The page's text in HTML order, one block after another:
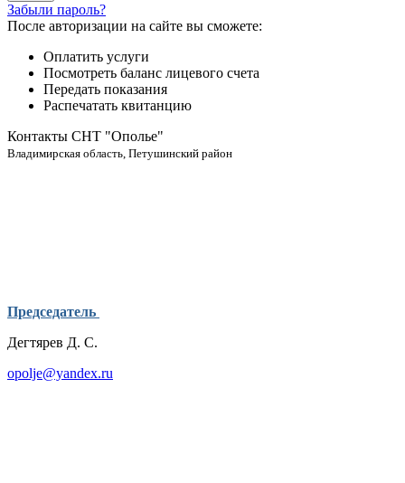
Забыли пароль?
После авторизации на сайте вы сможете:
Оплатить услуги
Посмотреть баланс лицевого счета
Передать показания
Распечатать квитанцию
Контакты СНТ "Ополье"
Владимирская область, Петушинский район
Председатель
Дегтярев Д. С.
opolje@yandex.ru